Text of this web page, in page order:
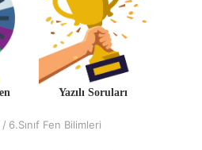
Yazılı Soruları
/ 6.Sınıf Fen Bilimleri